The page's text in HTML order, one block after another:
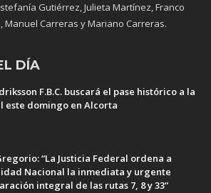
Gutiérrez, Julieta Martínez, Franco
Manuel Carreras y Mariano Carreras.
DÍA
F.B.C. buscará el pase histórico a la
este domingo en Alcorta
“La Justicia Federal ordena a
Nacional la inmediata y urgente
integral de las rutas 7, 8 y 33”